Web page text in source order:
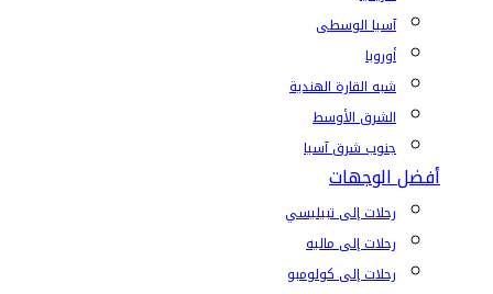
آسيا الوسطى
أوروبا
شبه القارة الهندية
الشرق الأوسط
جنوب شرق آسيا
أفضل الوجهات
رحلات إلى تبيليسي
رحلات إلى ماليه
رحلات إلى كولومبو